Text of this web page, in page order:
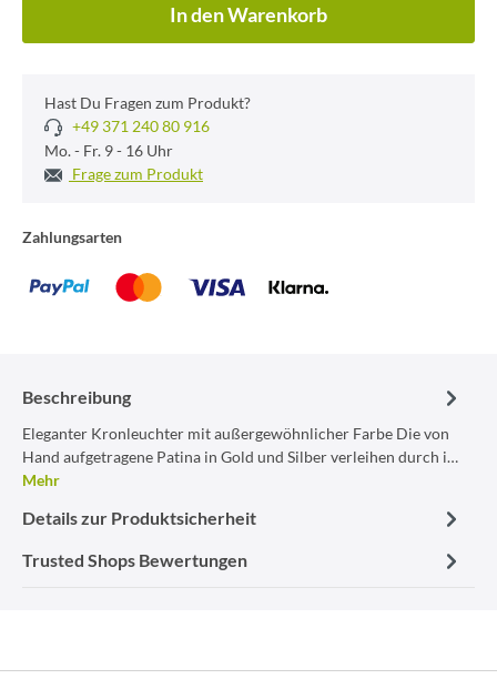
In den Warenkorb
Hast Du Fragen zum Produkt?
+49 371 240 80 916
Mo. - Fr. 9 - 16 Uhr
Frage zum Produkt
Zahlungsarten
Beschreibung
Eleganter Kronleuchter mit außergewöhnlicher Farbe Die von
Hand aufgetragene Patina in Gold und Silber verleihen durch i…
Mehr
Details zur Produktsicherheit
Trusted Shops Bewertungen